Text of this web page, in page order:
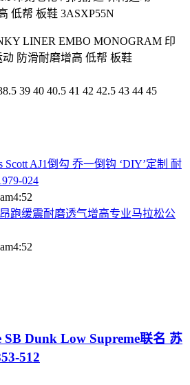
LINER EMBO MONOGRAM 印
防滑耐磨增高 低帮 板鞋
39 40 40.5 41 42 42.5 43 44 45
Scott AJ1倒勾 乔一倒钩 ‘DIY’定制 耐
024
昂跑缓震耐磨透气增高专业马拉松公
Dunk Low Supreme联名 苏
512